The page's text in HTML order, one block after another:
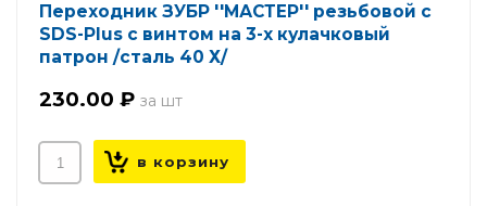
Переходник ЗУБР ''МАСТЕР'' резьбовой с
SDS-Plus с винтом на 3-х кулачковый
патрон /сталь 40 Х/
230.00 ₽